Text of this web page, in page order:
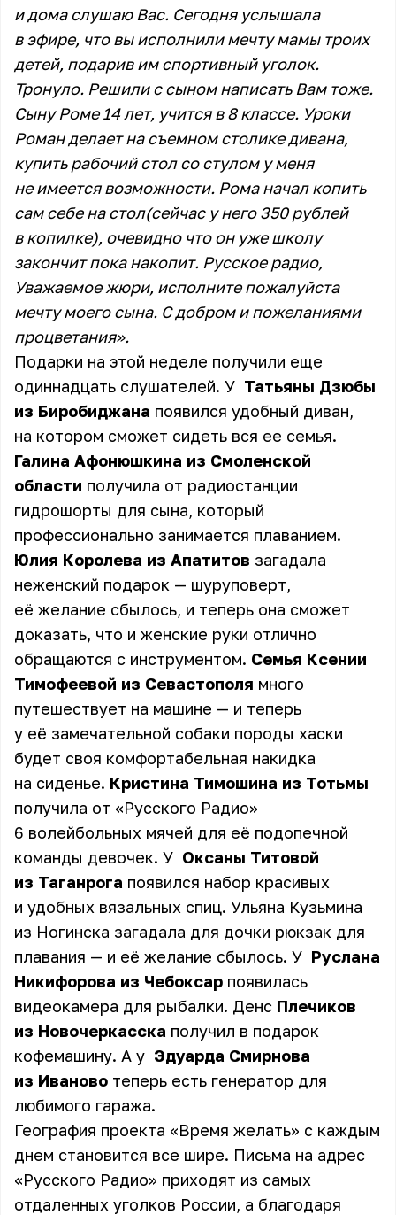
и дома слушаю Вас. Сегодня услышала
в эфире, что вы исполнили мечту мамы троих
детей, подарив им спортивный уголок.
Тронуло. Решили с сыном написать Вам тоже.
Сыну Роме 14 лет, учится в 8 классе. Уроки
Роман делает на съемном столике дивана,
купить рабочий стол со стулом у меня
не имеется возможности. Рома начал копить
сам себе на стол(сейчас у него 350 рублей
в копилке), очевидно что он уже школу
закончит пока накопит. Русское радио,
Уважаемое жюри, исполните пожалуйста
мечту моего сына. С добром и пожеланиями
процветания».
Подарки на этой неделе получили еще
одиннадцать слушателей. У Татьяны Дзюбы
из Биробиджана появился удобный диван,
на котором сможет сидеть вся ее семья.
Галина Афонюшкина из Смоленской
области получила от радиостанции
гидрошорты для сына, который
профессионально занимается плаванием.
Юлия Королева из Апатитов загадала
неженский подарок — шуруповерт,
её желание сбылось, и теперь она сможет
доказать, что и женские руки отлично
обращаются с инструментом. Семья Ксении
Тимофеевой из Севастополя много
путешествует на машине — и теперь
у её замечательной собаки породы хаски
будет своя комфортабельная накидка
на сиденье. Кристина Тимошина из Тотьмы
получила от «Русского Радио»
6 волейбольных мячей для её подопечной
команды девочек. У Оксаны Титовой
из Таганрога появился набор красивых
и удобных вязальных спиц. Ульяна Кузьмина
из Ногинска загадала для дочки рюкзак для
плавания — и её желание сбылось. У Руслана
Никифорова из Чебоксар появилась
видеокамера для рыбалки. Денс Плечиков
из Новочеркасска получил в подарок
кофемашину. А у Эдуарда Смирнова
из Иваново теперь есть генератор для
любимого гаража.
География проекта «Время желать» с каждым
днем становится все шире. Письма на адрес
«Русского Радио» приходят из самых
отдаленных уголков России, а благодаря